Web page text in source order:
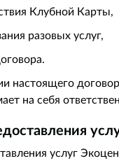
Клубной Карты,
разовых услуг,
настоящего
на себя
услуг